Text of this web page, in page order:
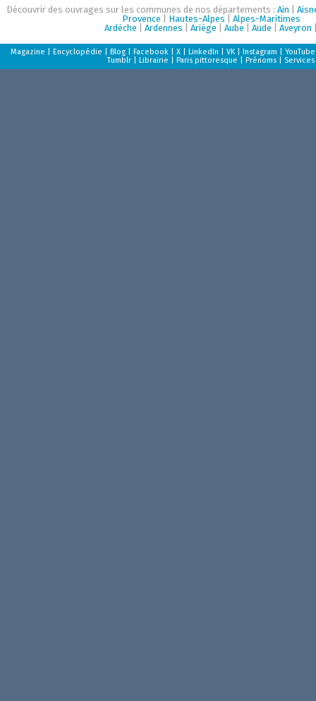
Découvrir des ouvrages sur les communes de nos départements :Ain |
Provence
Hautes-Alpes
Alpes-Maritimes
Ardèche |Ardennes |Ariège |Aube |Aude |Aveyron
Magazine |Encyclopédie |Blog |Facebook |X |LinkedIn |VK |Instagram |YouTube
Tumblr |Librairie |Paris pittoresque |Prénoms Services